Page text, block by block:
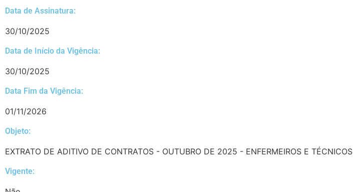
Data de Assinatura:
30/10/2025
Data de Início da Vigência:
30/10/2025
Data Fim da Vigência:
01/11/2026
Objeto:
EXTRATO DE ADITIVO DE CONTRATOS - OUTUBRO DE 2025 - ENFERMEIROS E TÉCNICOS
Vigente: